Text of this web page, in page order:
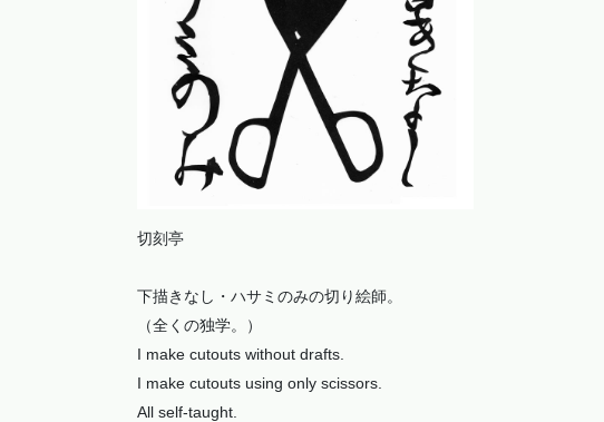
切刻亭
下描きなし・ハサミのみの切り絵師。
（全くの独学。）
I make cutouts without drafts.
I make cutouts using only scissors.
All self-taught.